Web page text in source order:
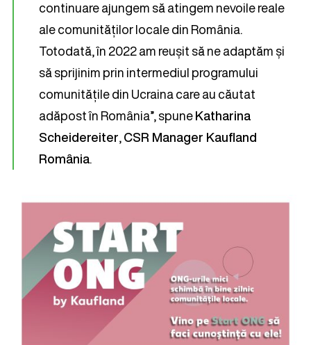
continuare ajungem să atingem nevoile reale
ale comunităților locale din România.
Totodată, în 2022 am reușit să ne adaptăm și
să sprijinim prin intermediul programului
comunitățile din Ucraina care au căutat
adăpost în România”, spuneKatharina
Scheidereiter,CSR Manager Kaufland
România.